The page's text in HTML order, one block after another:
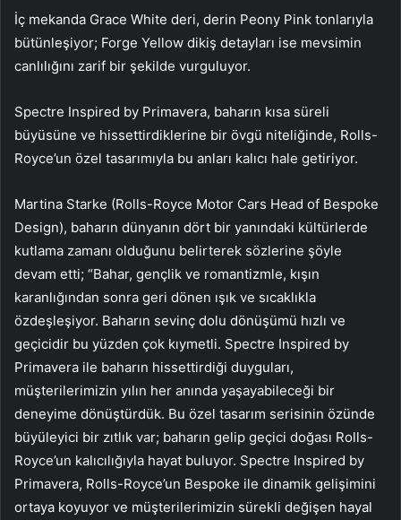
İç mekanda Grace White deri, derin Peony Pink tonlarıyla
bütünleşiyor; Forge Yellow dikiş detayları ise mevsimin
canlılığını zarif bir şekilde vurguluyor.
Spectre Inspired by Primavera, baharın kısa süreli
büyüsüne ve hissettirdiklerine bir övgü niteliğinde, Rolls-
Royce’un özel tasarımıyla bu anları kalıcı hale getiriyor.
Martina Starke (Rolls-Royce Motor Cars Head of Bespoke
Design), baharın dünyanın dört bir yanındaki kültürlerde
kutlama zamanı olduğunu belirterek sözlerine şöyle
devam etti; “Bahar, gençlik ve romantizmle, kışın
karanlığından sonra geri dönen ışık ve sıcaklıkla
özdeşleşiyor. Baharın sevinç dolu dönüşümü hızlı ve
geçicidir bu yüzden çok kıymetli. Spectre Inspired by
Primavera ile baharın hissettirdiği duyguları,
müşterilerimizin yılın her anında yaşayabileceği bir
deneyime dönüştürdük. Bu özel tasarım serisinin özünde
büyüleyici bir zıtlık var; baharın gelip geçici doğası Rolls-
Royce’un kalıcılığıyla hayat buluyor. Spectre Inspired by
Primavera, Rolls-Royce’un Bespoke ile dinamik gelişimini
ortaya koyuyor ve müşterilerimizin sürekli değişen hayal